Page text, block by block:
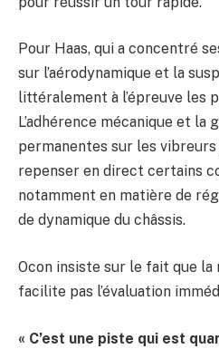
Pour Haas, qui a concentré
sur l’aérodynamique et la
littéralement à l’épreuve les
L’adhérence mécanique et
permanentes sur les
repenser en direct certains
notamment en matière de
de dynamique du châssis.
Ocon insiste sur le fait que la
facilite pas l’évaluation
« C’est une piste qui est